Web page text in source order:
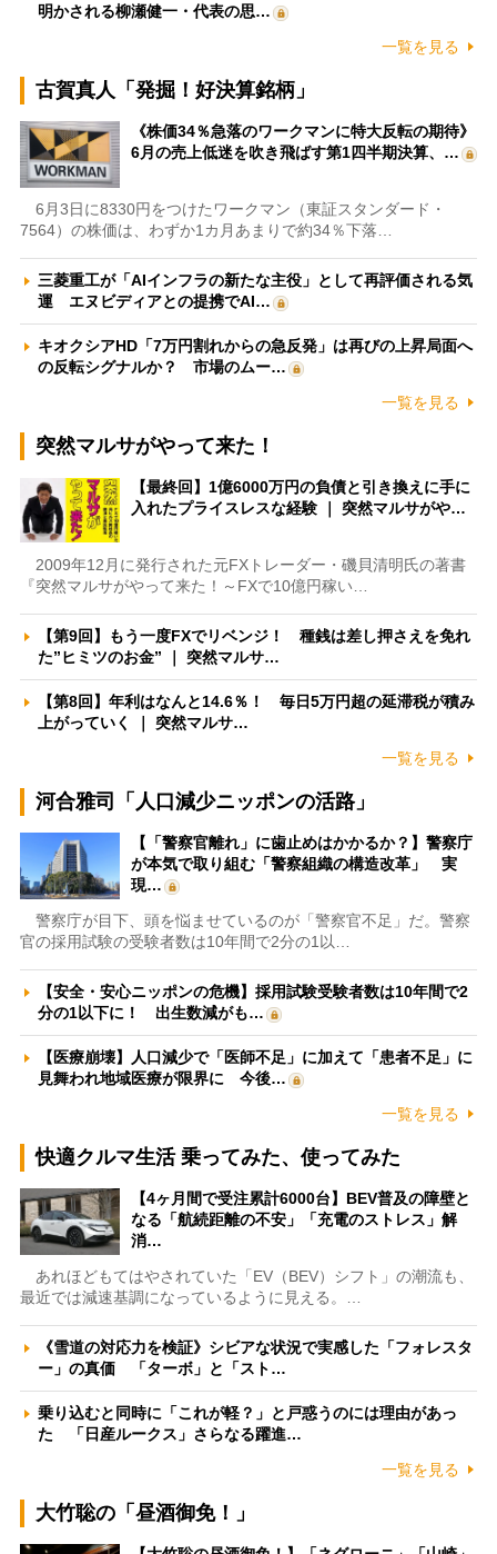
明かされる柳瀬健一・代表の思…
一覧を見る
古賀真人「発掘！好決算銘柄」
《株価34％急落のワークマンに特大反転の期待》
6月の売上低迷を吹き飛ばす第1四半期決算、…
6月3日に8330円をつけたワークマン（東証スタンダード・
7564）の株価は、わずか1カ月あまりで約34％下落…
三菱重工が「AIインフラの新たな主役」として再評価される気
運 エヌビディアとの提携でAI…
キオクシアHD「7万円割れからの急反発」は再びの上昇局面へ
の反転シグナルか？ 市場のムー…
一覧を見る
突然マルサがやって来た！
【最終回】1億6000万円の負債と引き換えに手に
入れたプライスレスな経験 ｜ 突然マルサがや…
2009年12月に発行された元FXトレーダー・磯貝清明氏の著書
『突然マルサがやって来た！～FXで10億円稼い…
【第9回】もう一度FXでリベンジ！ 種銭は差し押さえを免れ
た”ヒミツのお金” ｜ 突然マルサ…
【第8回】年利はなんと14.6％！ 毎日5万円超の延滞税が積み
上がっていく ｜ 突然マルサ…
一覧を見る
河合雅司「人口減少ニッポンの活路」
【「警察官離れ」に歯止めはかかるか？】警察庁
が本気で取り組む「警察組織の構造改革」 実
現…
警察庁が目下、頭を悩ませているのが「警察官不足」だ。警察
官の採用試験の受験者数は10年間で2分の1以…
【安全・安心ニッポンの危機】採用試験受験者数は10年間で2
分の1以下に！ 出生数減がも…
【医療崩壊】人口減少で「医師不足」に加えて「患者不足」に
見舞われ地域医療が限界に 今後…
一覧を見る
快適クルマ生活 乗ってみた、使ってみた
【4ヶ月間で受注累計6000台】BEV普及の障壁と
なる「航続距離の不安」「充電のストレス」解
消…
あれほどもてはやされていた「EV（BEV）シフト」の潮流も、
最近では減速基調になっているように見える。…
《雪道の対応力を検証》シビアな状況で実感した「フォレスタ
ー」の真価 「ターボ」と「スト…
乗り込むと同時に「これが軽？」と戸惑うのには理由があっ
た 「日産ルークス」さらなる躍進…
一覧を見る
大竹聡の「昼酒御免！」